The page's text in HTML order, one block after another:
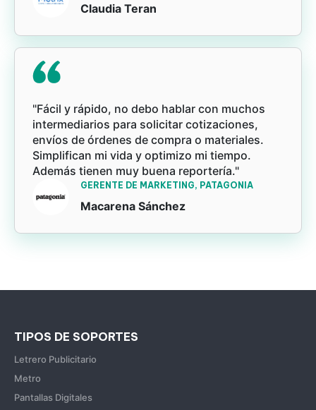
Claudia Teran
"Fácil y rápido, no debo hablar con muchos
intermediarios para solicitar cotizaciones,
envíos de órdenes de compra o materiales.
Simplifican mi vida y optimizo mi tiempo.
Además tienen muy buena reportería."
GERENTE DE MARKETING, PATAGONIA
Macarena Sánchez
TIPOS DE SOPORTES
Letrero Publicitario
Metro
Pantallas Digitales